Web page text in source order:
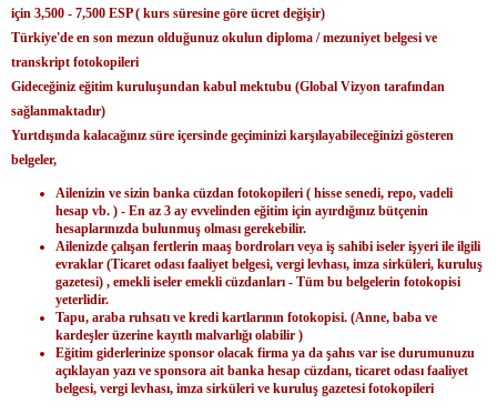
için 3,500 - 7,500 ESP ( kurs süresine göre ücret değişir)
Türkiye'de en son mezun olduğunuz okulun diploma / mezuniyet belgesi ve
transkript fotokopileri
Gideceğiniz eğitim kuruluşundan kabul mektubu (Global Vizyon tarafından
sağlanmaktadır)
Yurtdışında kalacağınız süre içersinde geçiminizi karşılayabileceğinizi gösteren
belgeler,
Ailenizin ve sizin banka cüzdan fotokopileri ( hisse senedi, repo, vadeli
hesap vb. ) - En az 3 ay evvelinden eğitim için ayırdığınız bütçenin
hesaplarınızda bulunmuş olması gerekebilir.
Ailenizde çalışan fertlerin maaş bordroları veya iş sahibi iseler işyeri ile ilgili
evraklar (Ticaret odası faaliyet belgesi, vergi levhası, imza sirküleri, kuruluş
gazetesi) , emekli iseler emekli cüzdanları - Tüm bu belgelerin fotokopisi
yeterlidir.
Tapu, araba ruhsatı ve kredi kartlarının fotokopisi. (Anne, baba ve
kardeşler üzerine kayıtlı malvarlığı olabilir )
Eğitim giderlerinize sponsor olacak firma ya da şahıs var ise durumunuzu
açıklayan yazı ve sponsora ait banka hesap cüzdanı, ticaret odası faaliyet
belgesi, vergi levhası, imza sirküleri ve kuruluş gazetesi fotokopileri